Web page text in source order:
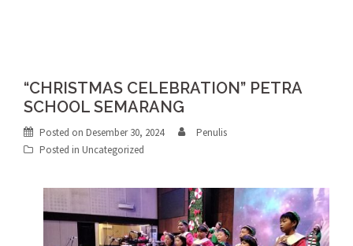
“CHRISTMAS CELEBRATION” PETRA
SCHOOL SEMARANG
Posted on Desember 30, 2024
Penulis
Posted in Uncategorized